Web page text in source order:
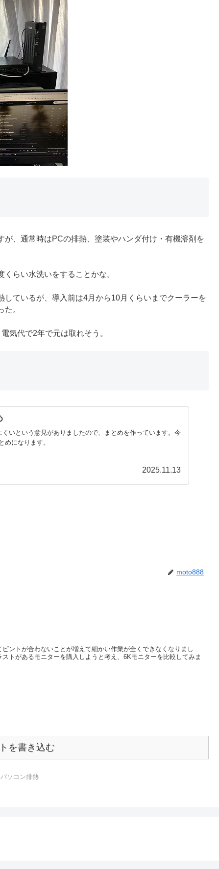
、通常時はPCの排熱、塗装やハンダ付け・有機溶剤を
らい水洗いをすることかな。
ているが、導入前は4月から10月くらいまでクーラーを
。
気代で2年で元は取れそう。
いという意見がありましたので、まとめを作っています。今
めになります。
2025.11.13
moto888
ントが合わないことが増えて細かい作業が全くできなくなりまし
トがあるモニターを購入しようと考え、6Kモニターを比較してみま
を書き込む
ソコン排熱